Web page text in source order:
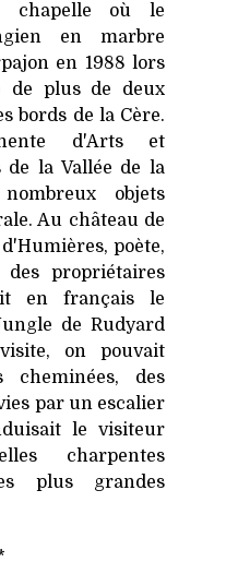
chapelle où le
en marbre
en 1988 lors
de plus de deux
bords de la Cère.
d'Arts et
de la Vallée de la
objets
Au château de
poète,
des propriétaires
en français le
de Rudyard
on pouvait
cheminées, des
par un escalier
le visiteur
charpentes
plus grandes